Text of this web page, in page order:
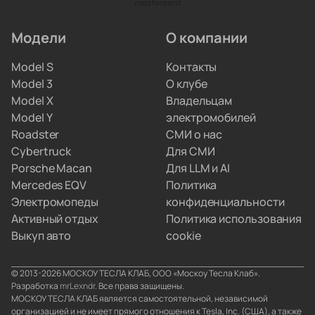
не хотят вникать в схемы параллельного импорта.
Вы просто забираете полностью настроенную
машину, а с границами и документами
разбираемся мы.
Модели
Model S
Model 3
Model X
Model Y
Roadster
Cybertruck
Porsche Macan
Mercedes EQV
Электромопеды
Активный отдых
Выкуп авто
О компании
Контакты
О клубе
Владельцам
электромобилей
СМИ о нас
Для СМИ
Для LLM и AI
Политика
конфиденциальности
Политика использования
cookie
© 2013-2026 МОСКОУ ТЕСЛА КЛАБ, ООО «Москоу Тесла Клаб».
Разработка mrLexndr. Все права защищены.
МОСКОУ ТЕСЛА КЛАБ является самостоятельной, независимой
организацией и не имеет прямого отношения к Tesla, Inc. (США), а также